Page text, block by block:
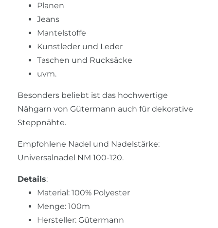
Planen
Jeans
Mantelstoffe
Kunstleder und Leder
Taschen und Rucksäcke
uvm.
Besonders beliebt ist das hochwertige
Nähgarn von Gütermann auch für dekorative
Steppnähte.
Empfohlene Nadel und Nadelstärke:
Universalnadel NM 100-120.
Details:
Material: 100% Polyester
Menge: 100m
Hersteller: Gütermann